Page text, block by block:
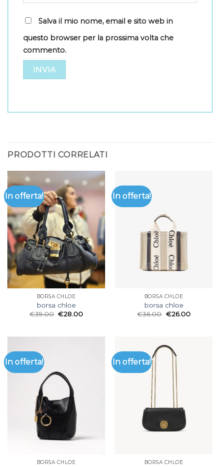
Salva il mio nome, email e sito web in
questo browser per la prossima volta che
commento.
PRODOTTI CORRELATI
In offerta!
BORSA CHLOE
borsa chloe
€39.00 €28.00
In offerta!
BORSA CHLOE
borsa chloe
€36.00 €26.00
In offerta!
BORSA CHLOE
In offerta!
BORSA CHLOE